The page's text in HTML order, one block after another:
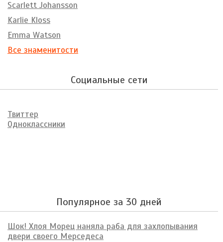
Scarlett Johansson
Karlie Kloss
Emma Watson
Все знаменитости
Социальные сети
Твиттер
Одноклассники
Популярное за 30 дней
Шок! Хлоя Морец наняла раба для захлопывания
двери своего Мерседеса